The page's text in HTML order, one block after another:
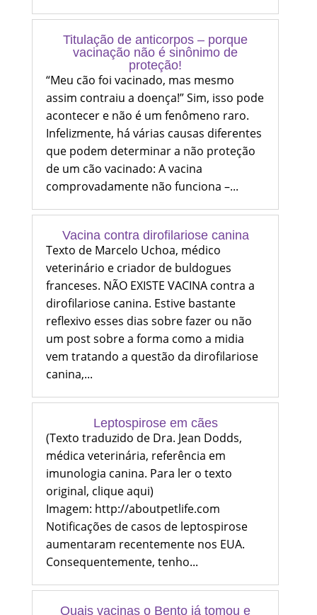
Titulação de anticorpos – porque
vacinação não é sinônimo de
proteção!
“Meu cão foi vacinado, mas mesmo
assim contraiu a doença!” Sim, isso pode
acontecer e não é um fenômeno raro.
Infelizmente, há várias causas diferentes
que podem determinar a não proteção
de um cão vacinado: A vacina
comprovadamente não funciona –...
Vacina contra dirofilariose canina
Texto de Marcelo Uchoa, médico
veterinário e criador de buldogues
franceses. NÃO EXISTE VACINA contra a
dirofilariose canina. Estive bastante
reflexivo esses dias sobre fazer ou não
um post sobre a forma como a midia
vem tratando a questão da dirofilariose
canina,...
Leptospirose em cães
(Texto traduzido de Dra. Jean Dodds,
médica veterinária, referência em
imunologia canina. Para ler o texto
original, clique aqui)
Imagem: http://aboutpetlife.com
Notificações de casos de leptospirose
aumentaram recentemente nos EUA.
Consequentemente, tenho...
Quais vacinas o Bento já tomou e